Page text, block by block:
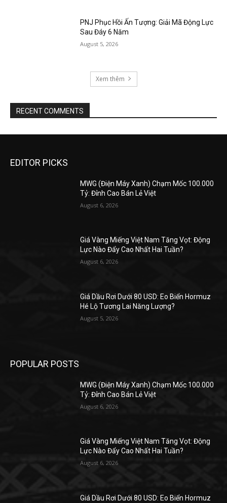
PNJ Phục Hồi Ấn Tượng: Giải Mã Động Lực
Sau Đáy 6 Năm
August 5, 2026
Xem thêm
RECENT COMMENTS
EDITOR PICKS
MWG (Điện Máy Xanh) Chạm Mốc 100.000
Tỷ: Đỉnh Cao Bán Lẻ Việt
August 6, 2026
Giá Vàng Miếng Việt Nam Tăng Vọt: Động
Lực Nào Đẩy Cao Nhất Hai Tuần?
August 6, 2026
Giá Dầu Rơi Dưới 80 USD: Eo Biển Hormuz
Hé Lộ Tương Lai Năng Lượng?
August 5, 2026
POPULAR POSTS
MWG (Điện Máy Xanh) Chạm Mốc 100.000
Tỷ: Đỉnh Cao Bán Lẻ Việt
August 6, 2026
Giá Vàng Miếng Việt Nam Tăng Vọt: Động
Lực Nào Đẩy Cao Nhất Hai Tuần?
August 6, 2026
Giá Dầu Rơi Dưới 80 USD: Eo Biển Hormuz